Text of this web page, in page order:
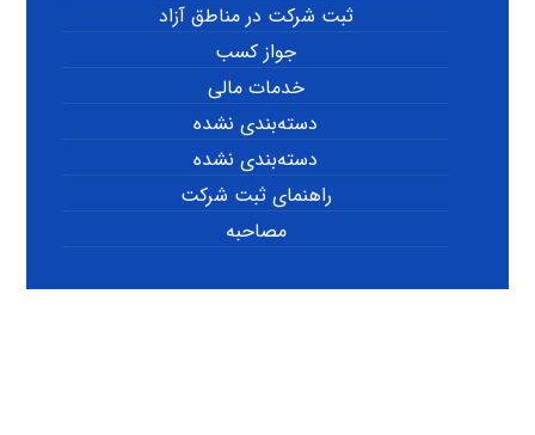
ثبت شرکت در مناطق آزاد
جواز کسب
خدمات مالی
دسته‌بندی نشده
دسته‌بندی نشده
راهنمای ثبت شرکت
مصاحبه